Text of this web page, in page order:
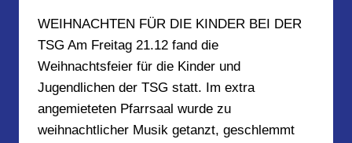
WEIHNACHTEN FÜR DIE KINDER BEI DER
TSG Am Freitag 21.12 fand die
Weihnachtsfeier für die Kinder und
Jugendlichen der TSG statt. Im extra
angemieteten Pfarrsaal wurde zu
weihnachtlicher Musik getanzt, geschlemmt